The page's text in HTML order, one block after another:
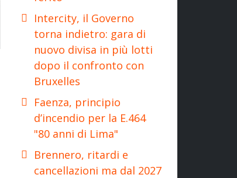
Intercity, il Governo
torna indietro: gara di
nuovo divisa in più lotti
dopo il confronto con
Bruxelles
Faenza, principio
d’incendio per la E.464
"80 anni di Lima"
Brennero, ritardi e
cancellazioni ma dal 2027